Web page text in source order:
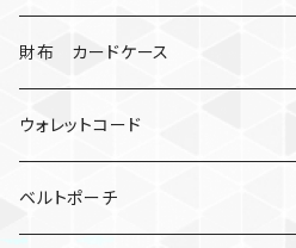
ミイラ
ナット
レザーマン
マルチツール
ハンドストラップ
リングストラップ
ゴルフマーカー
ゴルフボールケース
ティーホルダー
財布 カードケース
コインケース
チューブ
ウォレットコード
2カラー
ベルトポーチ